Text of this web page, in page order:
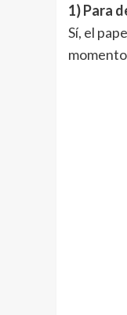
1) Para
Sí, el